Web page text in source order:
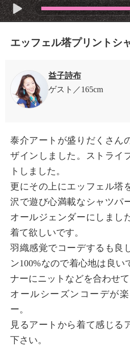
エッフェル塔プリントシ
益子詩布
ゲスト
165cm
泰介アートが盛りだくさん
ザインしました。ストライ
トしました。
更にその上にエッフェル塔
沢で遊び心満載なシャツパ
オールジェンダーにしまし
着て欲しいです。
羽織感覚でコーデするも良
ン100%なので着心地は良い
ナーにニットなどを合わせて
オールシーズンコーデが
ー。
見るアートから着て感じる
下さい。